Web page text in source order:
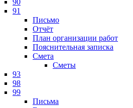
90
91
Письмо
Отчёт
План организации работ
Пояснительная записка
Смета
Сметы
93
98
99
Письма